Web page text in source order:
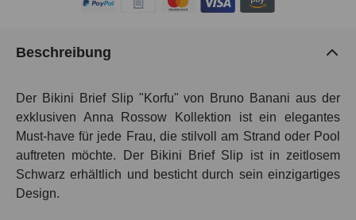
Beschreibung
Der Bikini Brief Slip "Korfu" von Bruno Banani aus der
exklusiven Anna Rossow Kollektion ist ein elegantes
Must-have für jede Frau, die stilvoll am Strand oder Pool
auftreten möchte. Der Bikini Brief Slip ist in zeitlosem
Schwarz erhältlich und besticht durch sein einzigartiges
Design.